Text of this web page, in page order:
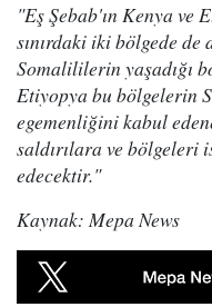
"Eş Şebab'ın Kenya ve
sınırdaki iki bölgede
Somalililerin yaşadığı
Etiyopya bu bölgelerin
egemenliğini kabul
saldırılara ve bölgeleri
edecektir."
Kaynak: Mepa News